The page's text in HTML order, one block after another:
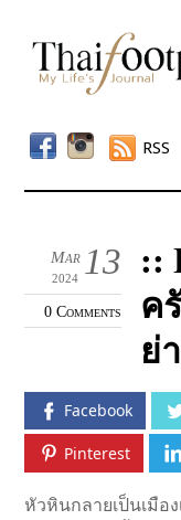
RSS
13
Mar
2024
0 Comments
::
ค
ย่
Facebook
Pinterest
หัวหินกลายเป็นเมือ